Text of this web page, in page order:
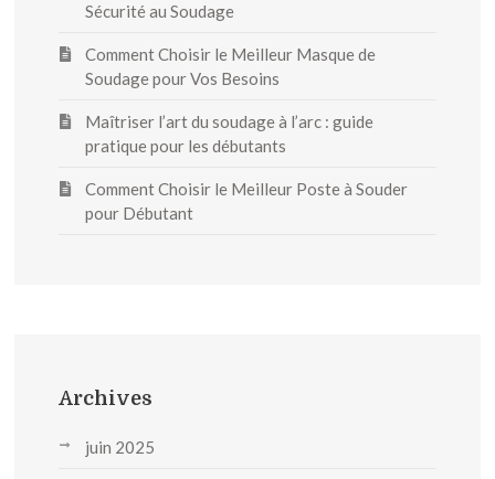
Sécurité au Soudage
Comment Choisir le Meilleur Masque de
Soudage pour Vos Besoins
Maîtriser l’art du soudage à l’arc : guide
pratique pour les débutants
Comment Choisir le Meilleur Poste à Souder
pour Débutant
Archives
juin 2025